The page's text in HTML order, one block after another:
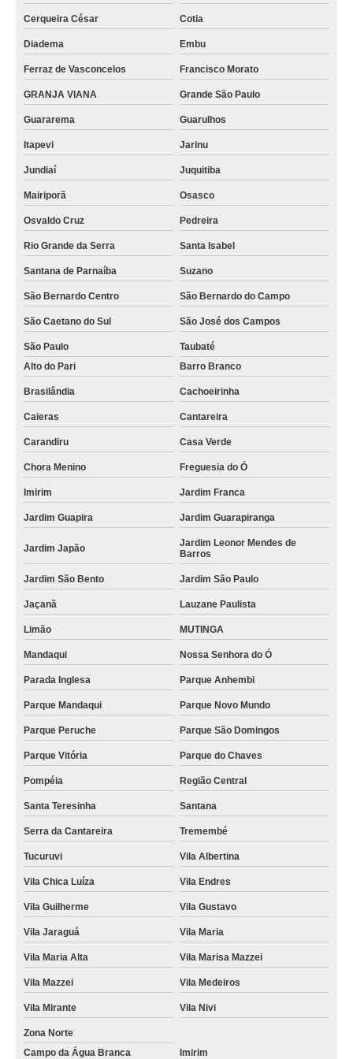
limpeza detalhada automotiva valor Jardim Peri
limpeza ecológica automotiva Pompéia
onde faz limpeza tecnica automotiva Cerqueira César
preço de limpeza interna automotiva Parque Mandaqui
limpezas automotivas a seco Santa Isabel
limpezas a seco automotivas Jardim Nossa Senhora da Consolata
preço de limpeza automotiva a seco Vila Maria Alta
limpeza tecnica automotiva valor Cajamar
onde faz limpeza a vapor automotiva Parque Novo Mundo
limpezas e higienização automotivas Vila Maria Alta
preço de limpeza estética automotiva Imirim
preço de limpeza automotiva Parque Mandaqui
limpezas automotivas a seco Vila Maria
limpeza tecnica automotiva valor São Bernardo Centro
limpeza a seco automotiva Barro Branco
preço de limpeza automotiva a vapor Vila Albertina
limpezas estéticas automotivas Parque Anhembi
preço de limpeza automotiva interna Vila Marisa Mazzei
limpeza automotiva Grande São Paulo
limpeza e higienização automotiva valor Vila Gustavo
limpeza automotiva valor Vila Marisa Mazzei
limpeza a vapor automotiva valor Jardim Centenário
limpeza e higienização automotiva Pedreira
limpeza automotiva Parque Peruche
limpeza automotiva a vapor valor Jundiaí
limpeza interna automotiva Jardim Franca
limpeza ecológica automotiva Santa Isabel
onde faz limpeza tecnica automotiva Osasco
limpezas automotivas internas Chora Menino
limpezas tecnicas automotivas Vila Endres
preço de limpeza tecnica automotiva Jardim Peri
limpeza interna automotiva valor Catanduva
limpezas tecnicas automotivas Vila Nivi
onde faz limpeza automotiva a vapor Parque Vitória
onde faz limpeza ecológica automotiva Campo da Água Branca
limpezas a vapor automotivas Jardim Japão
preço de limpeza a vapor automotiva Caieras
Cerqueira César Cotia
Diadema Embu
Ferraz de Vasconcelos Francisco Morato
GRANJA VIANA Grande São Paulo
Guararema Guarulhos
Itapevi Jarinu
Jundiaí Juquitiba
Mairiporã Osasco
Osvaldo Cruz Pedreira
Rio Grande da Serra Santa Isabel
Santana de Parnaíba Suzano
São Bernardo Centro São Bernardo do Campo
São Caetano do Sul São José dos Campos
São Paulo
Taubaté
Alto do Pari
Barro Branco
Brasilândia Cachoeirinha
Caieras Cantareira
Carandiru Casa Verde
Chora Menino Freguesia do Ó
Imirim Jardim Franca
Jardim Guapira Jardim Guarapiranga
Jardim Japão
Jardim Leonor Mendes de
Barros
Jardim São Bento Jardim São Paulo
Jaçanã Lauzane Paulista
Limão MUTINGA
Mandaqui Nossa Senhora do Ó
Parada Inglesa Parque Anhembi
Parque Mandaqui Parque Novo Mundo
Parque Peruche Parque São Domingos
Parque Vitória Parque do Chaves
Pompéia Região Central
Santa Teresinha Santana
Serra da Cantareira Tremembé
Tucuruvi Vila Albertina
Vila Chica Luíza Vila Endres
Vila Guilherme Vila Gustavo
Vila Jaraguá Vila Maria
Vila Maria Alta Vila Marisa Mazzei
Vila Mazzei Vila Medeiros
Vila Mirante Vila Nivi
Zona Norte
Campo da Água Branca
Imirim